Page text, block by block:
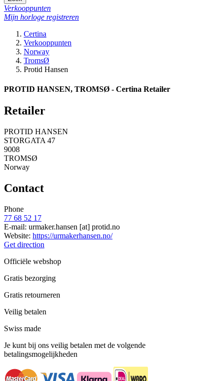
Verkooppunten
Mijn horloge registreren
Certina
Verkooppunten
Norway
TromsØ
Protid Hansen
PROTID HANSEN, TROMSØ - Certina Retailer
Retailer
PROTID HANSEN
STORGATA 47
9008
TROMSØ
Norway
Contact
Phone
77 68 52 17
E-mail: urmaker.hansen [at] protid.no
Website: https://urmakerhansen.no/
Get direction
Officiële webshop
Gratis bezorging
Gratis retourneren
Veilig betalen
Swiss made
Je kunt bij ons veilig betalen met de volgende
betalingsmogelijkheden